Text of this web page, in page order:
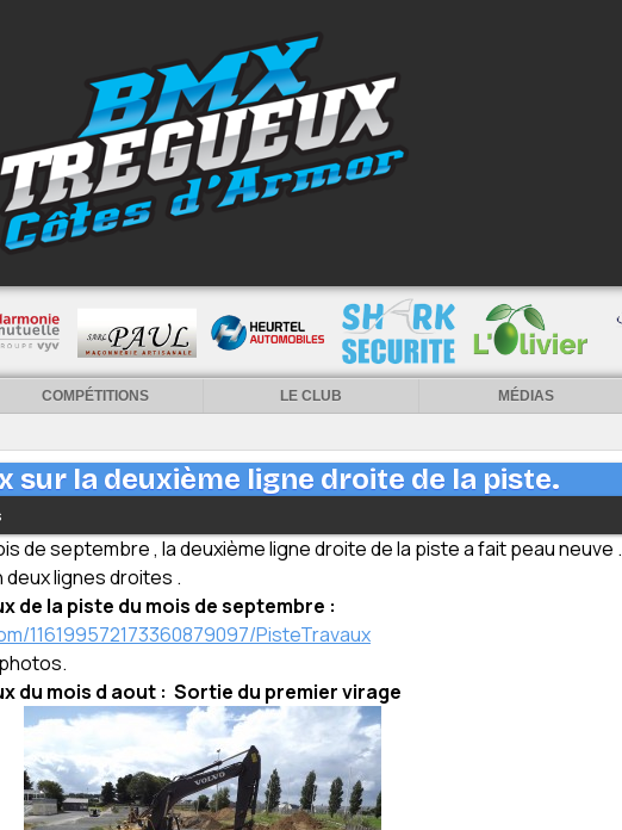
COMPÉTITIONS LE CLUB MÉDIAS
sur la deuxième ligne droite de la piste.
de septembre , la deuxième ligne droite de la piste a fait peau neuve .
lignes droites .
de la piste du mois de septembre :
116199572173360879097/PisteTravaux
du mois d aout : Sortie du premier virage